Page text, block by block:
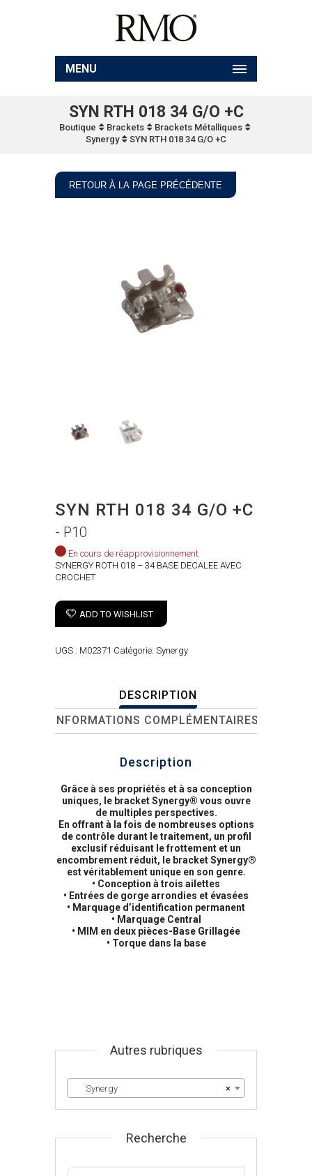
MENU
SYN RTH 018 34 G/O +C
Boutique Brackets
Brackets Métalliques
Synergy
SYN RTH 018 34 G/O +C
RETOUR À LA PAGE PRÉCÉDENTE
SYN RTH 018 34 G/O +C
- P10
En cours de réapprovisionnement
SYNERGY ROTH 018 – 34 BASE DECALEE AVEC
CROCHET
ADD TO WISHLIST
UGS : M02371 Catégorie: Synergy
DESCRIPTION
INFORMATIONS COMPLÉMENTAIRES
Description
Grâce à ses propriétés et à sa conception
uniques, le bracket Synergy® vous ouvre
de multiples perspectives.
En offrant à la fois de nombreuses options
de contrôle durant le traitement, un profil
exclusif réduisant le frottement et un
encombrement réduit, le bracket Synergy®
est véritablement unique en son genre.
• Conception à trois ailettes
• Entrées de gorge arrondies et évasées
• Marquage d’identification permanent
• Marquage Central
• MIM en deux pièces-Base Grillagée
• Torque dans la base
Autres rubriques
×
Synergy
Recherche